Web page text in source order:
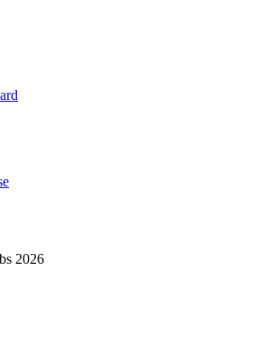
2026